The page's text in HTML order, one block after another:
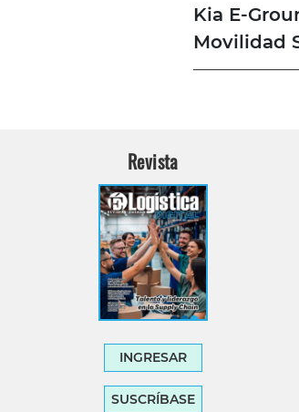
Kia E-
Movilidad
Revista
INGRESAR
SUSCRÍBASE